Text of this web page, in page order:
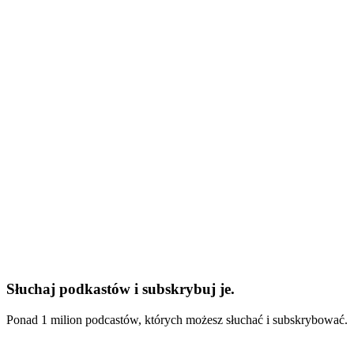
Słuchaj podkastów i subskrybuj je.
Ponad 1 milion podcastów, których możesz słuchać i subskrybować.